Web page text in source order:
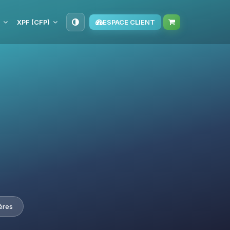
XPF (CFP) ESPACE CLIENT